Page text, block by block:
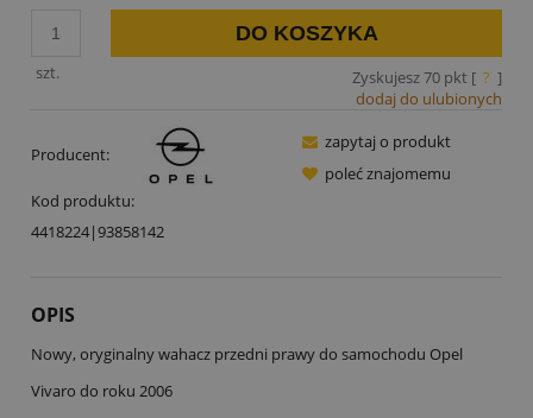
szt.
DO KOSZYKA
Zyskujesz70pkt [ ? ]
dodaj do ulubionych
Producent:
Kod produktu:
4418224|93858142
zapytaj o produkt
poleć znajomemu
OPIS
Nowy, oryginalny wahacz przedni prawy do samochodu Opel
Vivaro do roku 2006